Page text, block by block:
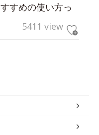
すめの使い方っ
5411 view